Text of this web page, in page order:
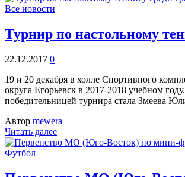
Все новости
Турнир по настольному
22.12.2017 0
19 и 20 декабря в холле Спортивного
округа Егорьевск в 2017-2018 учебном
победительницей турнира стала Змеева
Автор mewera
Читать далее
Футбол